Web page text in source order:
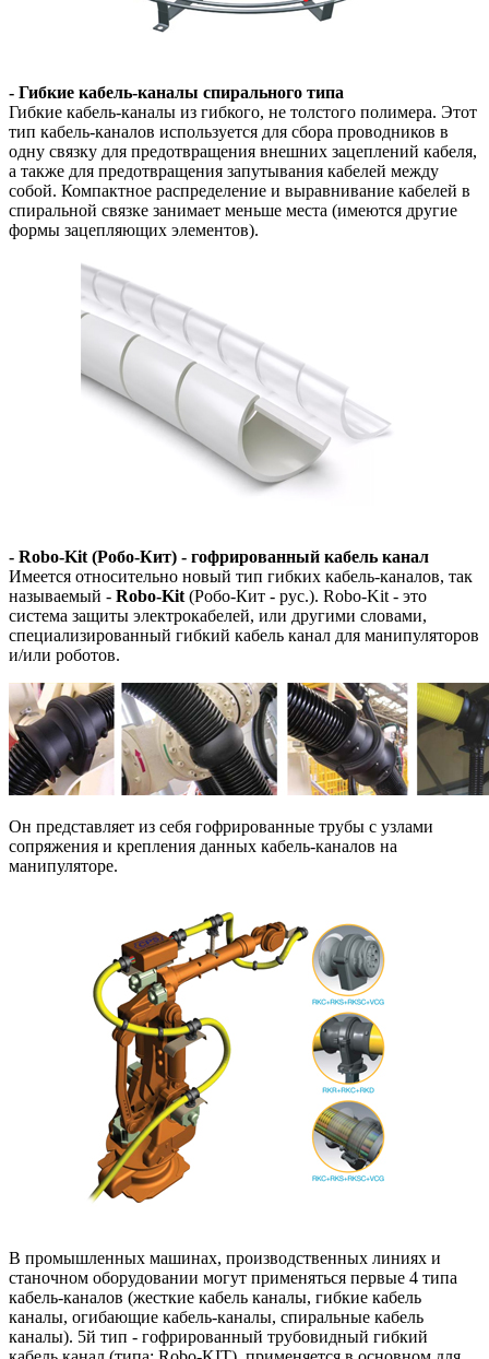
- Гибкие кабель-каналы спирального типа
Гибкие кабель-каналы из гибкого, не толстого полимера. Этот
тип кабель-каналов используется для сбора проводников в
одну связку для предотвращения внешних зацеплений кабеля,
а также для предотвращения запутывания кабелей между
собой. Компактное распределение и выравнивание кабелей в
спиральной связке занимает меньше места (имеются другие
формы зацепляющих элементов).
- Robo-Kit (Робо-Кит) - гофрированный кабель канал
Имеется относительно новый тип гибких кабель-каналов, так
называемый - Robo-Kit (Робо-Кит - рус.). Robo-Kit - это
система защиты электрокабелей, или другими словами,
специализированный гибкий кабель канал для манипуляторов
и/или роботов.
Он представляет из себя гофрированные трубы с узлами
сопряжения и крепления данных кабель-каналов на
манипуляторе.
В промышленных машинах, производственных линиях и
станочном оборудовании могут применяться первые 4 типа
кабель-каналов (жесткие кабель каналы, гибкие кабель
каналы, огибающие кабель-каналы, спиральные кабель
каналы). 5й тип - гофрированный трубовидный гибкий